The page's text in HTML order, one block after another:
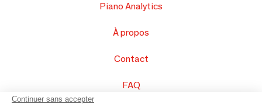
Piano Analytics
À propos
Contact
FAQ
Continuer sans accepter